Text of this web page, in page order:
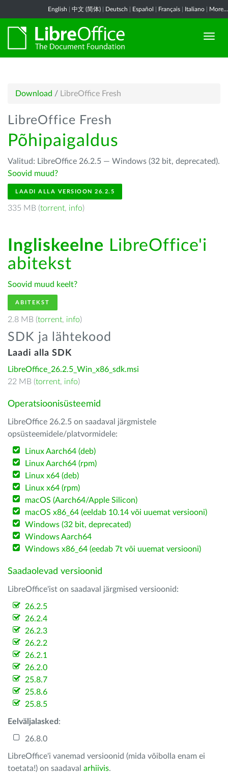
English 中文 (简体) Deutsch Español Français Italiano More...
Download / LibreOffice Fresh
LibreOffice Fresh
Põhipaigaldus
Valitud: LibreOffice 26.2.5 — Windows (32 bit, deprecated).
Soovid muud?
LAADI ALLA VERSIOON 26.2.5
335 MB (torrent, info)
Ingliskeelne LibreOffice'i
abitekst
Soovid muud keelt?
ABITEKST
2.8 MB (torrent, info)
SDK ja lähtekood
Laadi alla SDK
LibreOffice_26.2.5_Win_x86_sdk.msi
22 MB (torrent, info)
Operatsioonisüsteemid
LibreOffice 26.2.5 on saadaval järgmistele
opsüsteemidele/platvormidele:
Linux Aarch64 (deb)
Linux Aarch64 (rpm)
Linux x64 (deb)
Linux x64 (rpm)
macOS (Aarch64/Apple Silicon)
macOS x86_64 (eeldab 10.14 või uuemat versiooni)
Windows (32 bit, deprecated)
Windows Aarch64
Windows x86_64 (eedab 7t või uuemat versiooni)
Saadaolevad versioonid
LibreOffice'ist on saadaval järgmised versioonid:
26.2.5
26.2.4
26.2.3
26.2.2
26.2.1
26.2.0
25.8.7
25.8.6
25.8.5
Eelväljalasked :
26.8.0
LibreOffice'i vanemad versioonid (mida võibolla enam ei
toetata!) on saadaval arhiivis.